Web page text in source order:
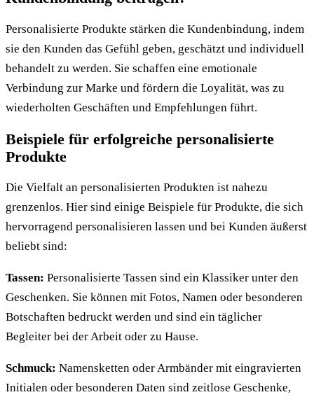
Personalisierte Produkte stärken die Kundenbindung, indem
sie den Kunden das Gefühl geben, geschätzt und individuell
behandelt zu werden. Sie schaffen eine emotionale
Verbindung zur Marke und fördern die Loyalität, was zu
wiederholten Geschäften und Empfehlungen führt.
Beispiele für erfolgreiche personalisierte
Produkte
Die Vielfalt an personalisierten Produkten ist nahezu
grenzenlos. Hier sind einige Beispiele für Produkte, die sich
hervorragend personalisieren lassen und bei Kunden äußerst
beliebt sind:
Tassen: Personalisierte Tassen sind ein Klassiker unter den
Geschenken. Sie können mit Fotos, Namen oder besonderen
Botschaften bedruckt werden und sind ein täglicher
Begleiter bei der Arbeit oder zu Hause.
Schmuck: Namensketten oder Armbänder mit eingravierten
Initialen oder besonderen Daten sind zeitlose Geschenke,